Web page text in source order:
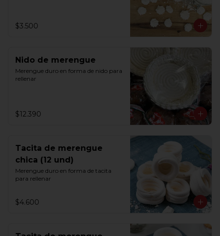
$3.500
Nido de merengue
Merengue duro en forma de nido para
rellenar
$12.390
Tacita de merengue
chica (12 und)
Merengue duro en forma de tacita
para rellenar
$4.600